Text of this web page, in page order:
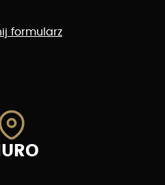
formularz